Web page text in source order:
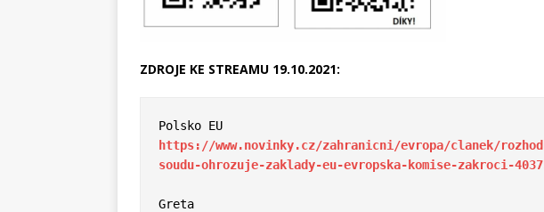
ZDROJE KE STREAMU 19.10.2021:
https://www.novinky.cz/zahranicni/evropa/clanek/
soudu-ohrozuje-zaklady-eu-evropska-komise-zakroci-
Greta